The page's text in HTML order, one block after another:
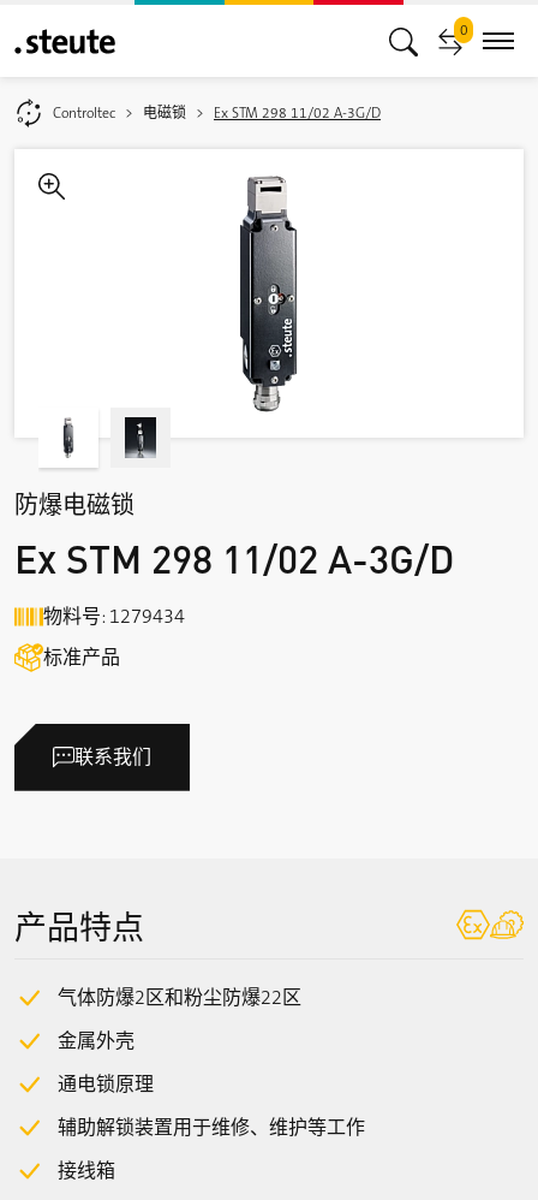
0
Controltec 电磁锁 Ex STM 298 11/02 A-3G/D
防爆电磁锁
Ex STM 298 11/02 A-3G/D
物料号: 1279434
标准产品
联系我们
产品特点
气体防爆2区和粉尘防爆22区
金属外壳
通电锁原理
辅助解锁装置用于维修、维护等工作
接线箱